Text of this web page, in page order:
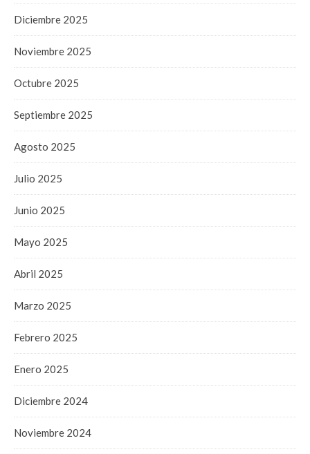
Diciembre 2025
Noviembre 2025
Octubre 2025
Septiembre 2025
Agosto 2025
Julio 2025
Junio 2025
Mayo 2025
Abril 2025
Marzo 2025
Febrero 2025
Enero 2025
Diciembre 2024
Noviembre 2024